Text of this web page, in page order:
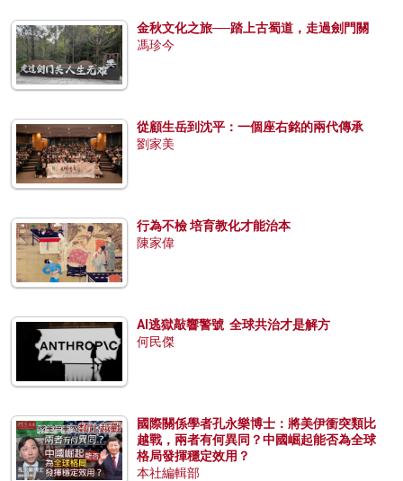
金秋文化之旅──踏上古蜀道，走過劍門關
馮珍今
從顧生岳到沈平：一個座右銘的兩代傳承
劉家美
行為不檢 培育教化才能治本
陳家偉
AI逃獄敲響警號 全球共治才是解方
何民傑
國際關係學者孔永樂博士：將美伊衝突類比
越戰，兩者有何異同？中國崛起能否為全球
格局發揮穩定效用？
本社編輯部